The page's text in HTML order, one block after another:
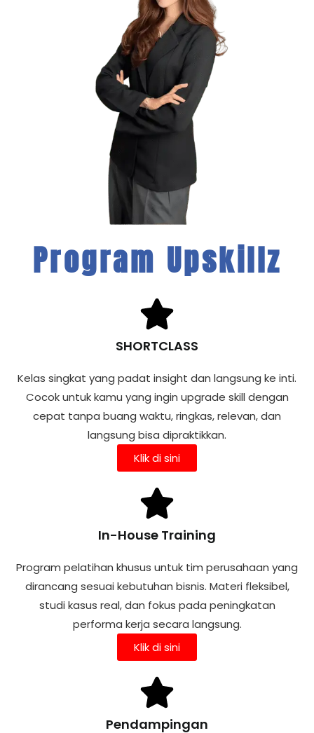
Program Upskillz
SHORTCLASS
Kelas singkat yang padat insight dan langsung ke inti.
Cocok untuk kamu yang ingin upgrade skill dengan
cepat tanpa buang waktu, ringkas, relevan, dan
langsung bisa dipraktikkan.
Klik di sini
In-House Training
Program pelatihan khusus untuk tim perusahaan yang
dirancang sesuai kebutuhan bisnis. Materi fleksibel,
studi kasus real, dan fokus pada peningkatan
performa kerja secara langsung.
Klik di sini
Pendampingan